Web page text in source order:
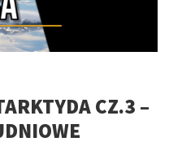
CZ.3 –